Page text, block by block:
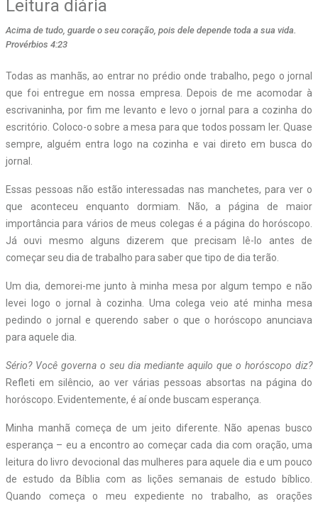
Leitura diária
Acima de tudo, guarde o seu coração, pois dele depende toda a sua vida.
Provérbios 4:23
Todas as manhãs, ao entrar no prédio onde trabalho, pego o jornal
que foi entregue em nossa empresa. Depois de me acomodar à
escrivaninha, por fim me levanto e levo o jornal para a cozinha do
escritório. Coloco-o sobre a mesa para que todos possam ler. Quase
sempre, alguém entra logo na cozinha e vai direto em busca do
jornal.
Essas pessoas não estão interessadas nas manchetes, para ver o
que aconteceu enquanto dormiam. Não, a página de maior
importância para vários de meus colegas é a página do horóscopo.
Já ouvi mesmo alguns dizerem que precisam lê-lo antes de
começar seu dia de trabalho para saber que tipo de dia terão.
Um dia, demorei-me junto à minha mesa por algum tempo e não
levei logo o jornal à cozinha. Uma colega veio até minha mesa
pedindo o jornal e querendo saber o que o horóscopo anunciava
para aquele dia.
Sério? Você governa o seu dia mediante aquilo que o horóscopo diz?
Refleti em silêncio, ao ver várias pessoas absortas na página do
horóscopo. Evidentemente, é aí onde buscam esperança.
Minha manhã começa de um jeito diferente. Não apenas busco
esperança – eu a encontro ao começar cada dia com oração, uma
leitura do livro devocional das mulheres para aquele dia e um pouco
de estudo da Bíblia com as lições semanais de estudo bíblico.
Quando começa o meu expediente no trabalho, as orações